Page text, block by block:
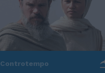
Controtempo